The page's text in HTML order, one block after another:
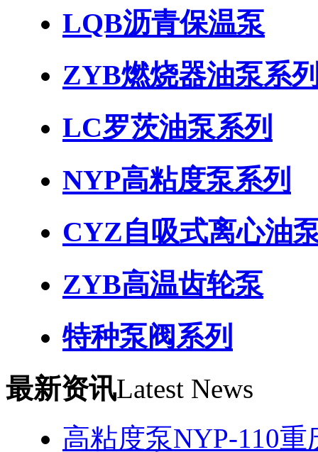
LQB沥青保温泵
ZYB燃烧器油泵系
LC罗茨油泵系列
NYP高粘度泵系列
CYZ自吸式离心油
ZYB高温齿轮泵
特种泵阀系列
最新资讯Latest News
高粘度泵NYP-110重